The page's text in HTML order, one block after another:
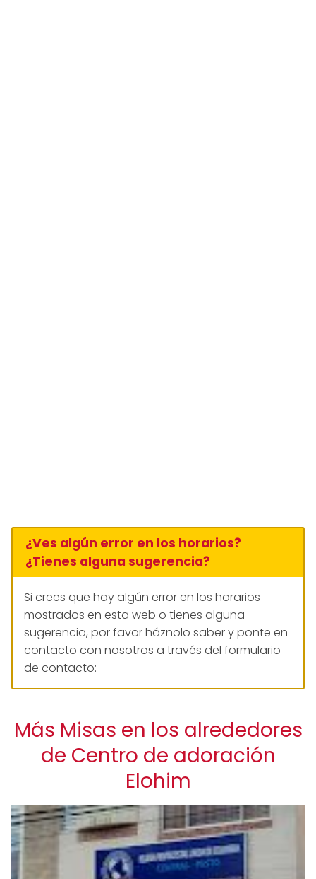
¿Ves algún error en los horarios?
¿Tienes alguna sugerencia?
Si crees que hay algún error en los horarios
mostrados en esta web o tienes alguna
sugerencia, por favor háznolo saber y ponte en
contacto con nosotros a través del formulario
de contacto:
Más Misas en los alrededores
de Centro de adoración
Elohim